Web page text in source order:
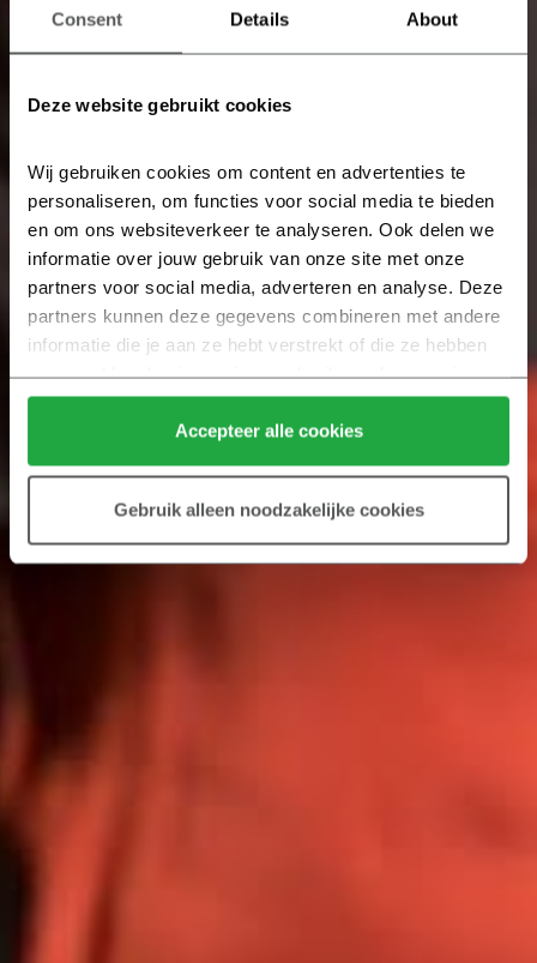
Consent Details About
Deze website gebruikt cookies
Wij gebruiken cookies om content en advertenties te
personaliseren, om functies voor social media te bieden
en om ons websiteverkeer te analyseren. Ook delen we
informatie over jouw gebruik van onze site met onze
partners voor social media, adverteren en analyse. Deze
partners kunnen deze gegevens combineren met andere
informatie die je aan ze hebt verstrekt of die ze hebben
verzameld op basis van jouw gebruik van hun services.
Klik hier voor meer informatie over ons cookiebeleid.
Accepteer alle cookies
Gebruik alleen noodzakelijke cookies